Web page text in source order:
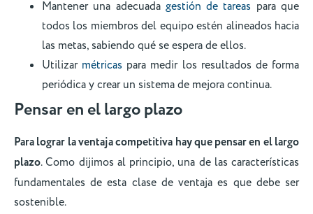
Mantener una adecuada gestión de tareas para que
todos los miembros del equipo estén alineados hacia
las metas, sabiendo qué se espera de ellos.
Utilizar métricas para medir los resultados de forma
periódica y crear un sistema de mejora continua.
Pensar en el largo plazo
Para lograr la ventaja competitiva hay que pensar en el largo
plazo. Como dijimos al principio, una de las características
fundamentales de esta clase de ventaja es que debe ser
sostenible.